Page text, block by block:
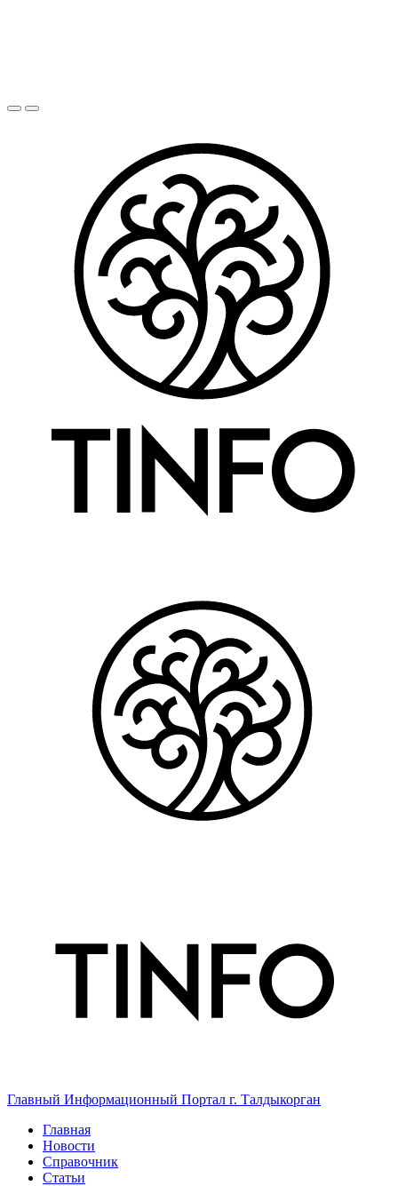
Главный Информационный Портал г. Талдыкорган
Главная
Новости
Справочник
Статьи